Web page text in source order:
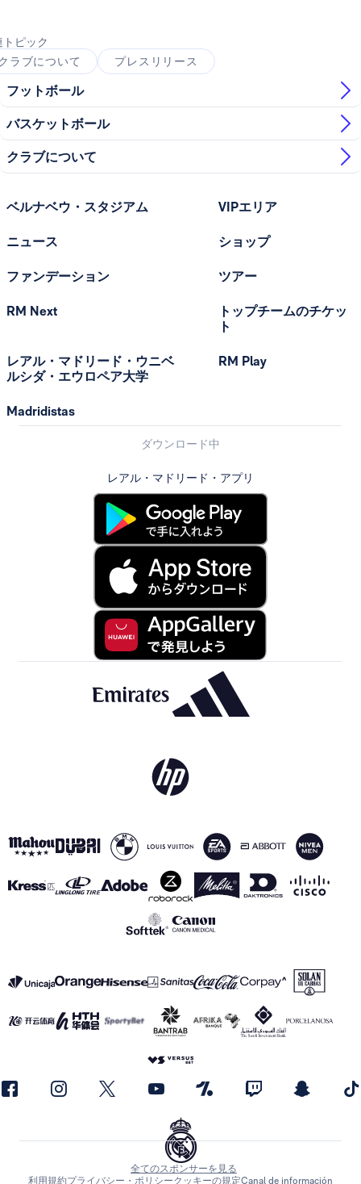
トピック
ラブについて
プレスリリース
フットボール
バスケットボール
クラブについて
ベルナベウ・スタジアム
ニュース
ファンデーション
RM Next
レアル・マドリード・ウニベ
ルシダ・エウロペア大学
Madridistas
VIPエリア
ショップ
ツアー
トップチームのチケッ
ト
RM Play
ダウンロード中
レアル・マドリード・アプリ
全てのスポンサーを見る
利用規約プライバシー・ポリシークッキーの規定Canal de información